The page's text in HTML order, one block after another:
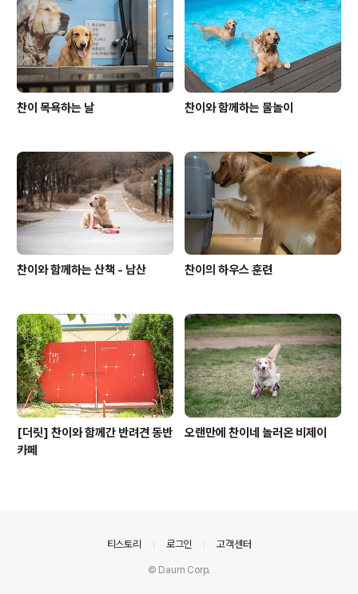
찬이 목욕하는 날 찬이와 함께하는 물놀이
찬이와 함께하는 산책 - 남산 찬이의 하우스 훈련
[더릿] 찬이와 함께간 반려견 동반
카페
오랜만에 찬이네 놀러온 비제이
티스토리 로그인 고객센터
© Daum Corp.